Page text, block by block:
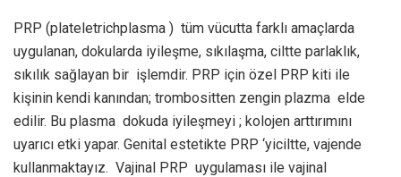
PRP (plateletrichplasma ) tüm vücutta farklı amaçlarda
uygulanan, dokularda iyileşme, sıkılaşma, ciltte parlaklık,
sıkılık sağlayan bir işlemdir. PRP için özel PRP kiti ile
kişinin kendi kanından; trombositten zengin plazma elde
edilir. Bu plasma dokuda iyileşmeyi ; kolojen arttırımını
uyarıcı etki yapar. Genital estetikte PRP ‘yiciltte, vajende
kullanmaktayız. Vajinal PRP uygulaması ile vajinal